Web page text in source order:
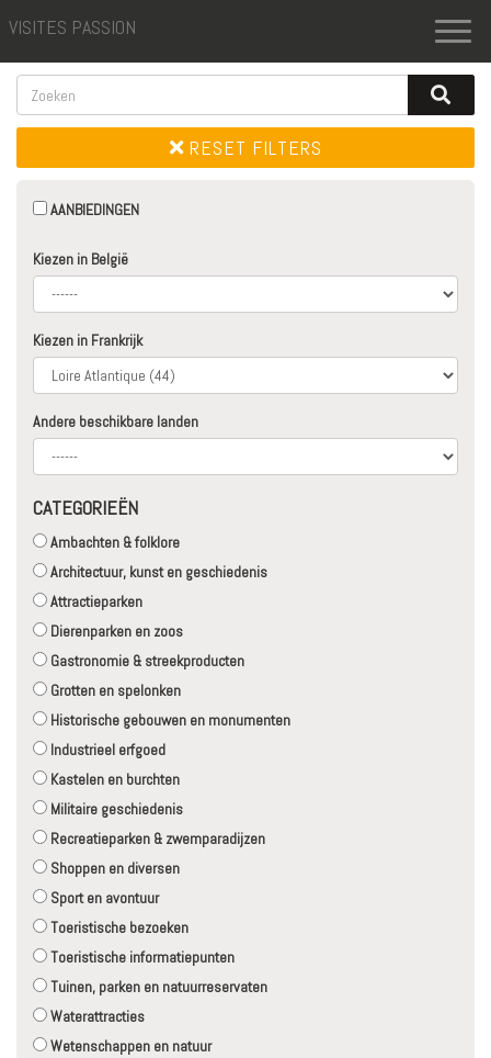
VISITES PASSION
RESET FILTERS
AANBIEDINGEN
Kiezen in België
Kiezen in Frankrijk
Andere beschikbare landen
CATEGORIEËN
Ambachten & folklore
Architectuur, kunst en geschiedenis
Attractieparken
Dierenparken en zoos
Gastronomie & streekproducten
Grotten en spelonken
Historische gebouwen en monumenten
Industrieel erfgoed
Kastelen en burchten
Militaire geschiedenis
Recreatieparken & zwemparadijzen
Shoppen en diversen
Sport en avontuur
Toeristische bezoeken
Toeristische informatiepunten
Tuinen, parken en natuurreservaten
Waterattracties
Wetenschappen en natuur